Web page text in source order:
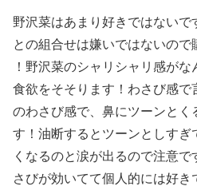
野沢菜はあまり好きではないで
との組合せは嫌いではないので
！野沢菜のシャリシャリ感がな
食欲をそそります！わさび感で
のわさび感で、鼻にツーンとく
す！油断するとツーンとしすぎ
くなるのと涙が出るので注意で
さびが効いてて個人的には好き